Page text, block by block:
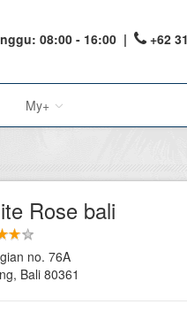
08:00 - 16:00 | +62
My+
My Account
My Reservations
Affiliate Reward
Rose bali
no. 76A
Bali 80361